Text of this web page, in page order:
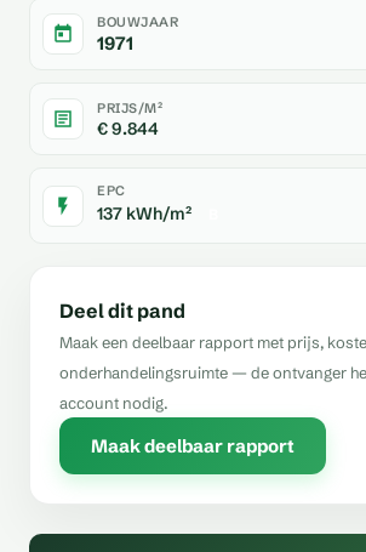
BOUWJAAR
1971
PRIJS/M²
€ 9.844
EPC
137 kWh/m²
Deel dit pand
Maak een deelbaar rapport met prijs,
onderhandelingsruimte — de ontvanger
account nodig.
Maak deelbaar rapport